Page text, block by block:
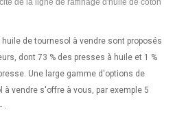
de la ligne de raffinage d'huile de coton
de tournesol à vendre sont proposés
dont 73 % des presses à huile et 1 %
Une large gamme d'options de
à vendre s'offre à vous, par exemple 5
.